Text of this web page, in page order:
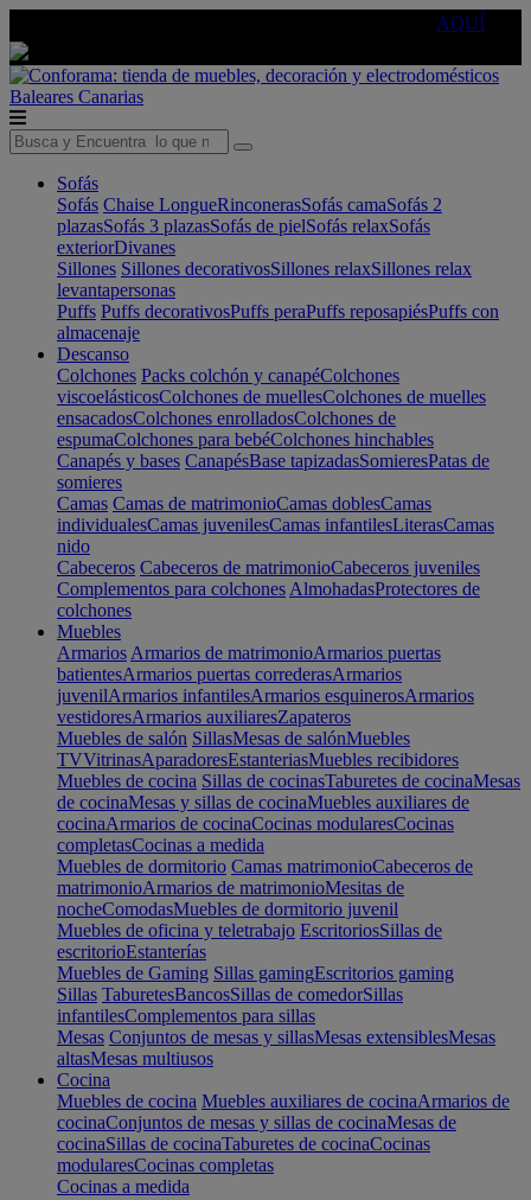
AQUÍ
Baleares Canarias
Sofás
Sofás Chaise LongueRinconerasSofás camaSofás 2
plazasSofás 3 plazasSofás de pielSofás relaxSofás
exteriorDivanes
Sillones Sillones decorativosSillones relaxSillones relax
levantapersonas
Puffs Puffs decorativosPuffs peraPuffs reposapiésPuffs con
almacenaje
Descanso
Colchones Packs colchón y canapéColchones
viscoelásticosColchones de muellesColchones de muelles
ensacadosColchones enrolladosColchones de
espumaColchones para bebéColchones hinchables
Canapés y bases CanapésBase tapizadasSomieresPatas de
somieres
Camas Camas de matrimonioCamas doblesCamas
individualesCamas juvenilesCamas infantilesLiterasCamas
nido
Cabeceros Cabeceros de matrimonioCabeceros juveniles
Complementos para colchones AlmohadasProtectores de
colchones
Muebles
Armarios Armarios de matrimonioArmarios puertas
batientesArmarios puertas correderasArmarios
juvenilArmarios infantilesArmarios esquinerosArmarios
vestidoresArmarios auxiliaresZapateros
Muebles de salón SillasMesas de salónMuebles
TVVitrinasAparadoresEstanteriasMuebles recibidores
Muebles de cocina Sillas de cocinasTaburetes de cocinaMesas
de cocinaMesas y sillas de cocinaMuebles auxiliares de
cocinaArmarios de cocinaCocinas modularesCocinas
completasCocinas a medida
Muebles de dormitorio Camas matrimonioCabeceros de
matrimonioArmarios de matrimonioMesitas de
nocheComodasMuebles de dormitorio juvenil
Muebles de oficina y teletrabajo EscritoriosSillas de
escritorioEstanterías
Muebles de Gaming Sillas gamingEscritorios gaming
Sillas TaburetesBancosSillas de comedorSillas
infantilesComplementos para sillas
Mesas Conjuntos de mesas y sillasMesas extensiblesMesas
altasMesas multiusos
Cocina
Muebles de cocina Muebles auxiliares de cocinaArmarios de
cocinaConjuntos de mesas y sillas de cocinaMesas de
cocinaSillas de cocinaTaburetes de cocinaCocinas
modularesCocinas completas
Cocinas a medida